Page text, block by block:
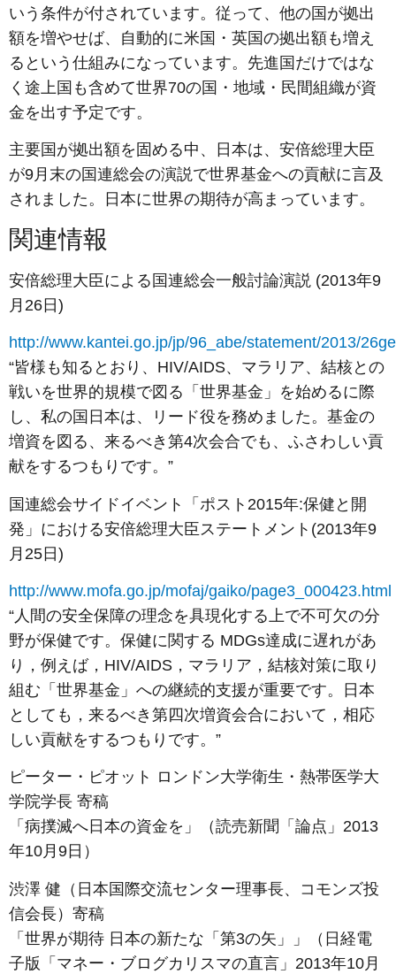
いう条件が付されています。従って、他の国が拠出
額を増やせば、自動的に米国・英国の拠出額も増え
るという仕組みになっています。先進国だけではな
く途上国も含めて世界70の国・地域・民間組織が資
金を出す予定です。
主要国が拠出額を固める中、日本は、安倍総理大臣
が9月末の国連総会の演説で世界基金への貢献に言及
されました。日本に世界の期待が高まっています。
関連情報
安倍総理大臣による国連総会一般討論演説 (2013年9
月26日)
http://www.kantei.go.jp/jp/96_abe/statement/2013/
“皆様も知るとおり、HIV/AIDS、マラリア、結核との
戦いを世界的規模で図る「世界基金」を始めるに際
し、私の国日本は、リード役を務めました。基金の
増資を図る、来るべき第4次会合でも、ふさわしい貢
献をするつもりです。”
国連総会サイドイベント「ポスト2015年:保健と開
発」における安倍総理大臣ステートメント(2013年9
月25日)
http://www.mofa.go.jp/mofaj/gaiko/page3_000423.html
“人間の安全保障の理念を具現化する上で不可欠の分
野が保健です。保健に関する MDGs達成に遅れがあ
り，例えば，HIV/AIDS，マラリア，結核対策に取り
組む「世界基金」への継続的支援が重要です。日本
としても，来るべき第四次増資会合において，相応
しい貢献をするつもりです。”
ピーター・ピオット ロンドン大学衛生・熱帯医学大
学院学長 寄稿
「病撲滅へ日本の資金を」（読売新聞「論点」2013
年10月9日）
渋澤 健（日本国際交流センター理事長、コモンズ投
信会長）寄稿
「世界が期待 日本の新たな「第3の矢」」（日経電
子版「マネー・ブログカリスマの直言」2013年10月